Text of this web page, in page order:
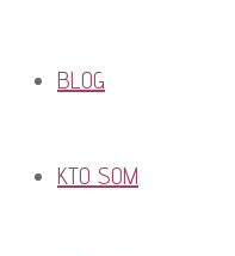
BLOG
KTO SOM